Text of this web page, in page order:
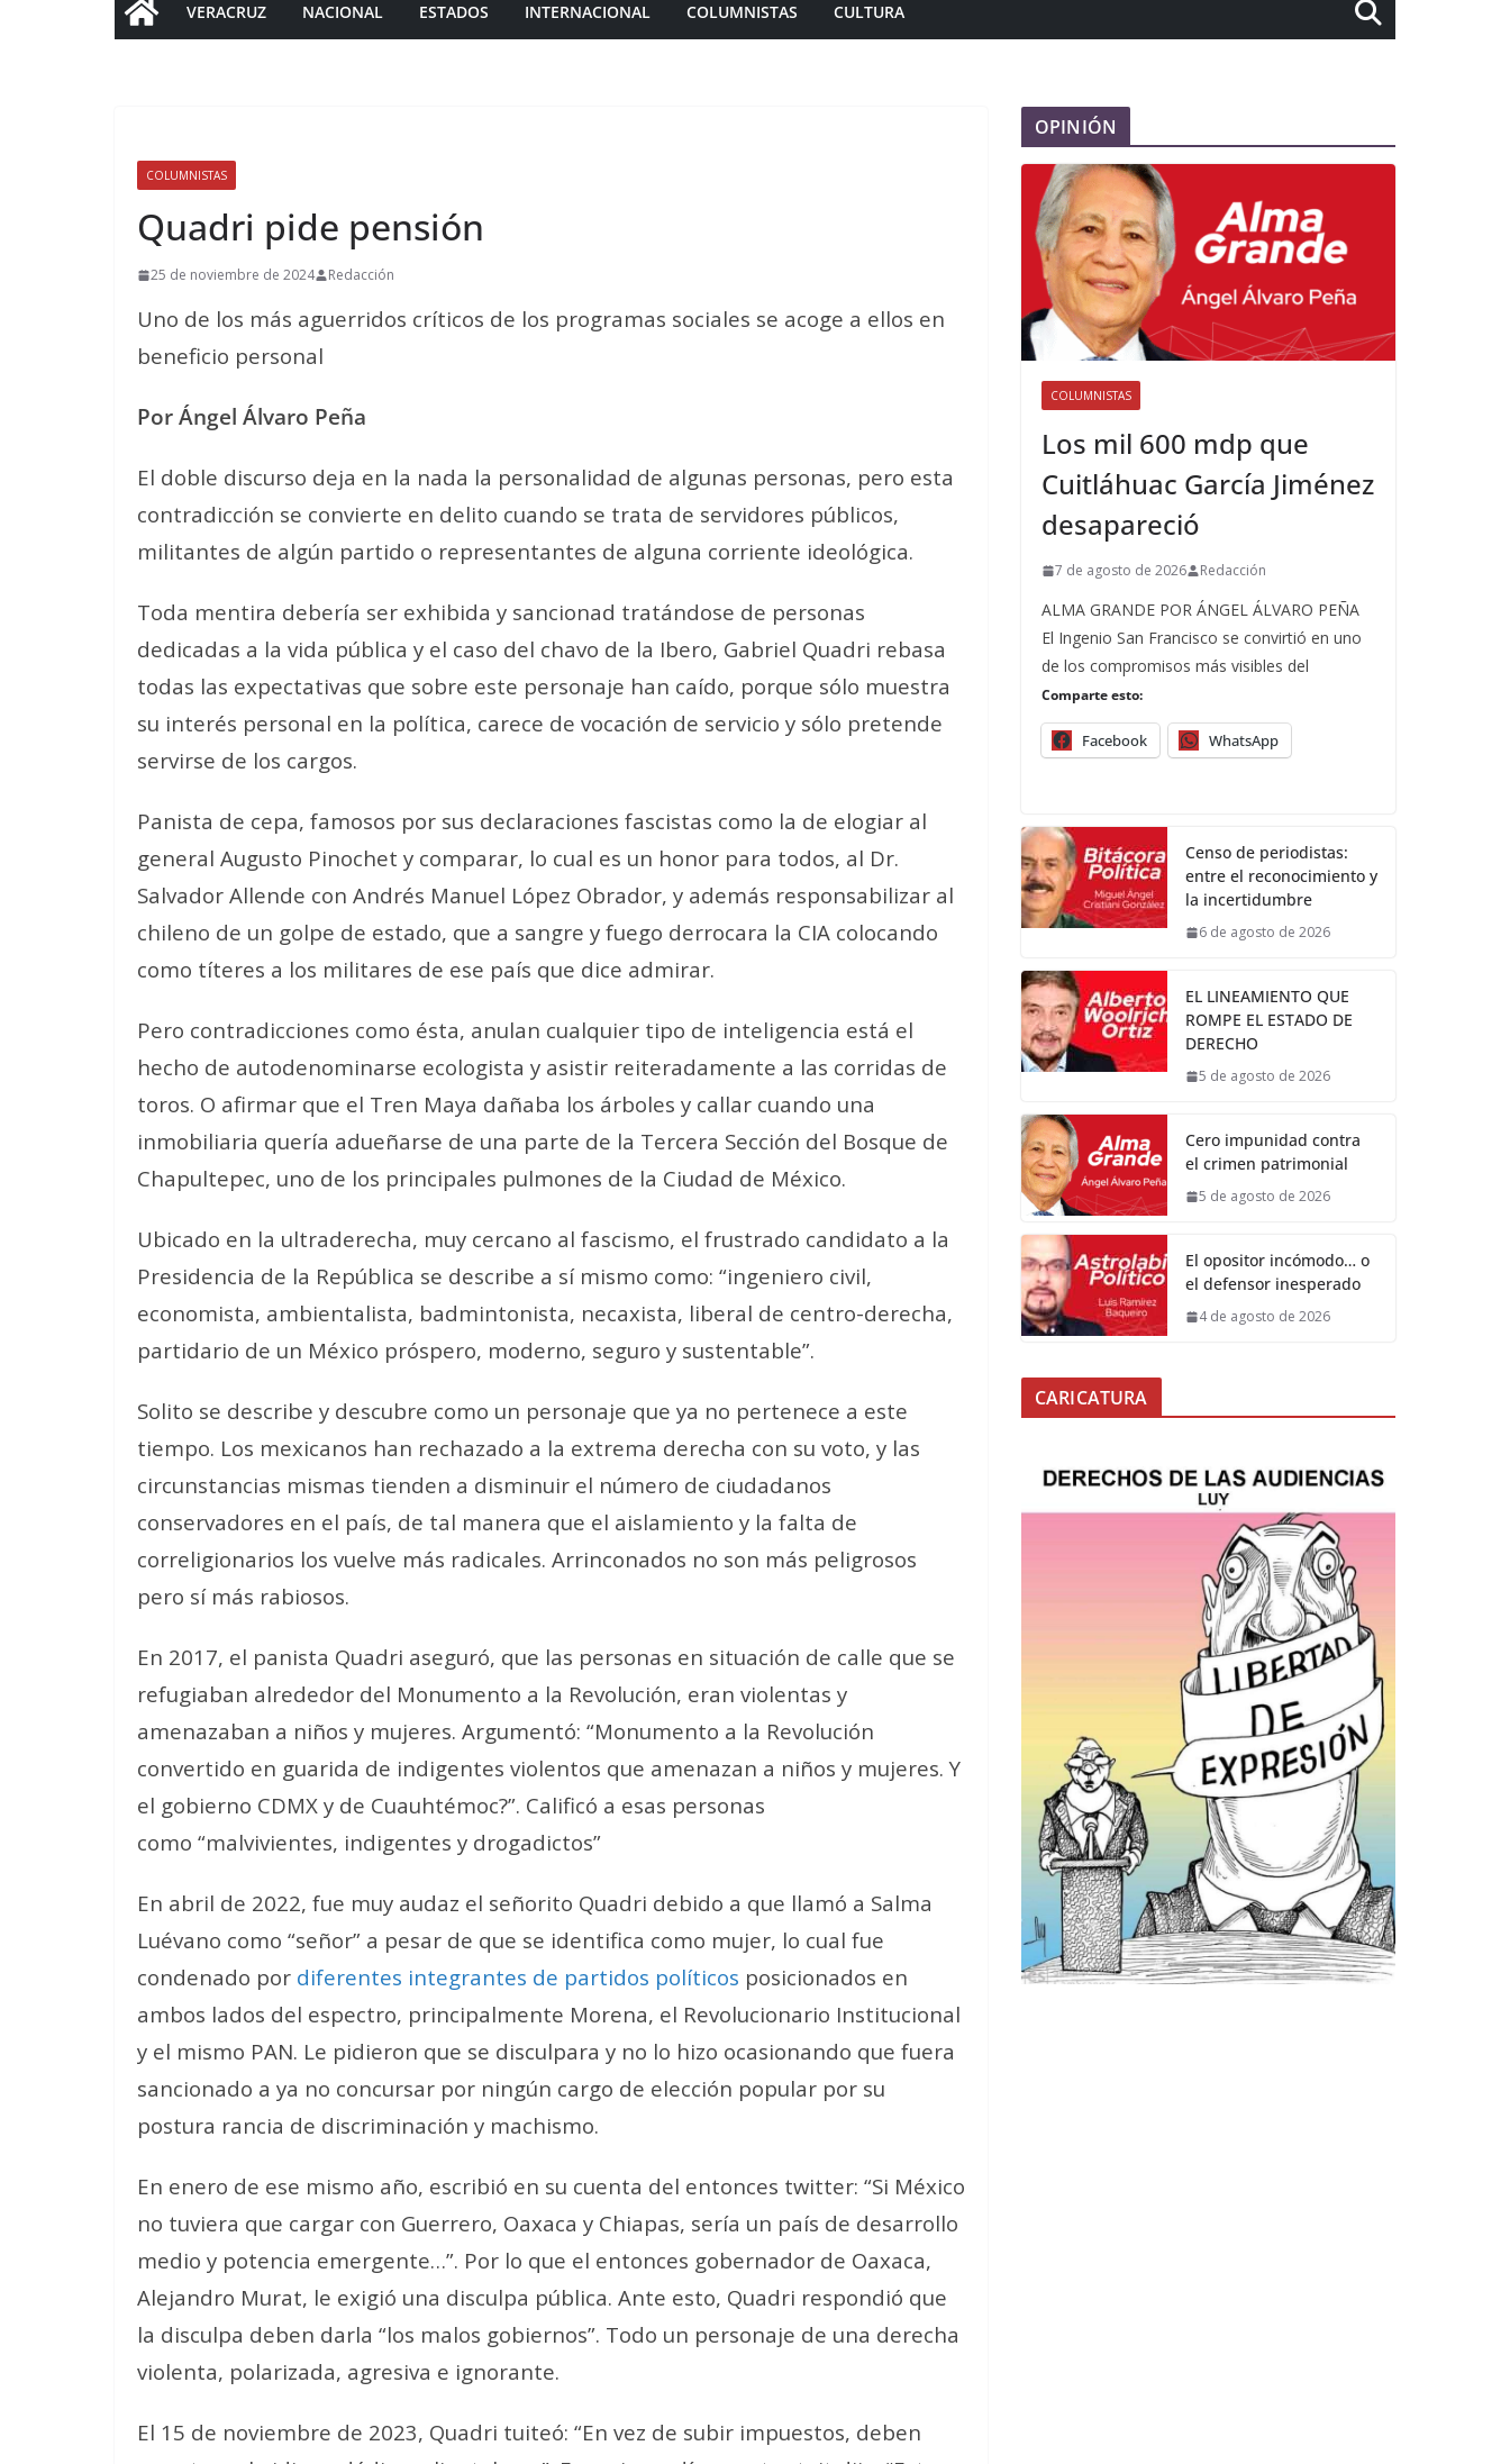
VERACRUZ NACIONAL ESTADOS INTERNACIONAL COLUMNISTAS CULTURA
COLUMNISTAS
Quadri pide pensión
25 de noviembre de 2024 Redacción
Uno de los más aguerridos críticos de los programas sociales se acoge a ellos en
beneficio personal
Por Ángel Álvaro Peña
El doble discurso deja en la nada la personalidad de algunas personas, pero esta
contradicción se convierte en delito cuando se trata de servidores públicos,
militantes de algún partido o representantes de alguna corriente ideológica.
Toda mentira debería ser exhibida y sancionad tratándose de personas
dedicadas a la vida pública y el caso del chavo de la Ibero, Gabriel Quadri rebasa
todas las expectativas que sobre este personaje han caído, porque sólo muestra
su interés personal en la política, carece de vocación de servicio y sólo pretende
servirse de los cargos.
Panista de cepa, famosos por sus declaraciones fascistas como la de elogiar al
general Augusto Pinochet y comparar, lo cual es un honor para todos, al Dr.
Salvador Allende con Andrés Manuel López Obrador, y además responsabilizar al
chileno de un golpe de estado, que a sangre y fuego derrocara la CIA colocando
como títeres a los militares de ese país que dice admirar.
Pero contradicciones como ésta, anulan cualquier tipo de inteligencia está el
hecho de autodenominarse ecologista y asistir reiteradamente a las corridas de
toros. O afirmar que el Tren Maya dañaba los árboles y callar cuando una
inmobiliaria quería adueñarse de una parte de la Tercera Sección del Bosque de
Chapultepec, uno de los principales pulmones de la Ciudad de México.
Ubicado en la ultraderecha, muy cercano al fascismo, el frustrado candidato a la
Presidencia de la República se describe a sí mismo como: “ingeniero civil,
economista, ambientalista, badmintonista, necaxista, liberal de centro-derecha,
partidario de un México próspero, moderno, seguro y sustentable”.
Solito se describe y descubre como un personaje que ya no pertenece a este
tiempo. Los mexicanos han rechazado a la extrema derecha con su voto, y las
circunstancias mismas tienden a disminuir el número de ciudadanos
conservadores en el país, de tal manera que el aislamiento y la falta de
correligionarios los vuelve más radicales. Arrinconados no son más peligrosos
pero sí más rabiosos.
En 2017, el panista Quadri aseguró, que las personas en situación de calle que se
refugiaban alrededor del Monumento a la Revolución, eran violentas y
amenazaban a niños y mujeres. Argumentó: “Monumento a la Revolución
convertido en guarida de indigentes violentos que amenazan a niños y mujeres. Y
el gobierno CDMX y de Cuauhtémoc?”. Calificó a esas personas
como “malvivientes, indigentes y drogadictos”
En abril de 2022, fue muy audaz el señorito Quadri debido a que llamó a Salma
Luévano como “señor” a pesar de que se identifica como mujer, lo cual fue
condenado por diferentes integrantes de partidos políticos posicionados en
ambos lados del espectro, principalmente Morena, el Revolucionario Institucional
y el mismo PAN. Le pidieron que se disculpara y no lo hizo ocasionando que fuera
sancionado a ya no concursar por ningún cargo de elección popular por su
postura rancia de discriminación y machismo.
En enero de ese mismo año, escribió en su cuenta del entonces twitter: “Si México
no tuviera que cargar con Guerrero, Oaxaca y Chiapas, sería un país de desarrollo
medio y potencia emergente…”. Por lo que el entonces gobernador de Oaxaca,
Alejandro Murat, le exigió una disculpa pública. Ante esto, Quadri respondió que
la disculpa deben darla “los malos gobiernos”. Todo un personaje de una derecha
violenta, polarizada, agresiva e ignorante.
El 15 de noviembre de 2023, Quadri tuiteó: “En vez de subir impuestos, deben
OPINIÓN
COLUMNISTAS
Los mil 600 mdp que
Cuitláhuac García Jiménez
desapareció
7 de agosto de 2026 Redacción
ALMA GRANDE POR ÁNGEL ÁLVARO PEÑA
El Ingenio San Francisco se convirtió en uno
de los compromisos más visibles del
Comparte esto:
Facebook WhatsApp
Censo de periodistas:
entre el reconocimiento y
la incertidumbre
6 de agosto de 2026
EL LINEAMIENTO QUE
ROMPE EL ESTADO DE
DERECHO
5 de agosto de 2026
Cero impunidad contra
el crimen patrimonial
5 de agosto de 2026
El opositor incómodo… o
el defensor inesperado
4 de agosto de 2026
CARICATURA